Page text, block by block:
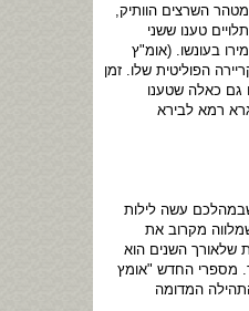
השרצים הוותיק,
טענו ששני
בעונשו. (אומ"ץ
הפוליטית שלו. זמן
גם כאלה שטענו
רמא לבירא
עשה לילות
מקרוב את
שלאורך השנים הוא
מספרי החדש "אומץ
המדומה